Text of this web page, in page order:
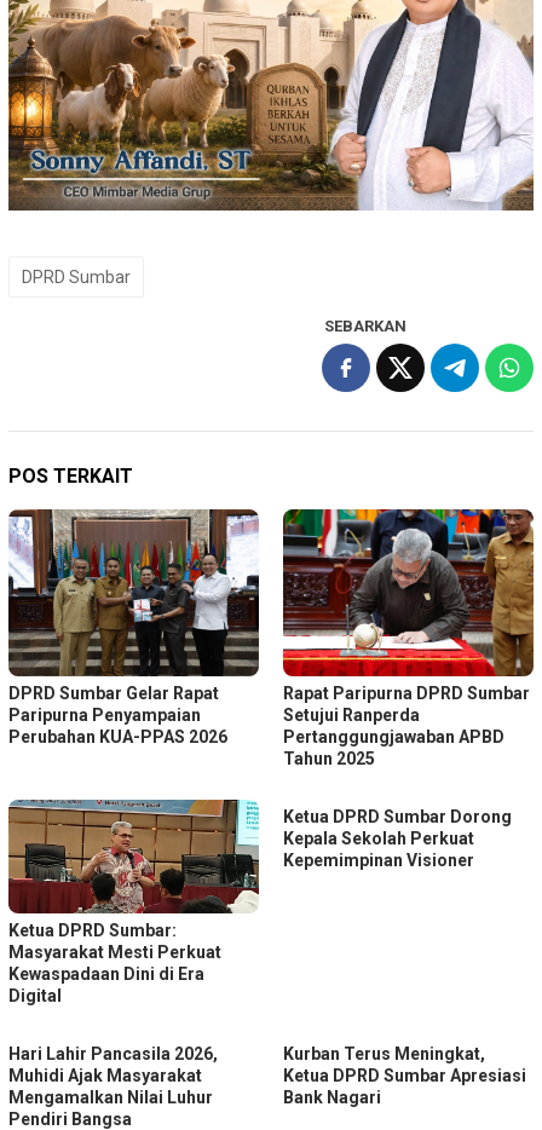
DPRD Sumbar
SEBARKAN
POS TERKAIT
DPRD Sumbar Gelar Rapat
Paripurna Penyampaian
Perubahan KUA-PPAS 2026
Rapat Paripurna DPRD Sumbar
Setujui Ranperda
Pertanggungjawaban APBD
Tahun 2025
Ketua DPRD Sumbar:
Masyarakat Mesti Perkuat
Kewaspadaan Dini di Era
Digital
Ketua DPRD Sumbar Dorong
Kepala Sekolah Perkuat
Kepemimpinan Visioner
Hari Lahir Pancasila 2026,
Muhidi Ajak Masyarakat
Mengamalkan Nilai Luhur
Pendiri Bangsa
Kurban Terus Meningkat,
Ketua DPRD Sumbar Apresiasi
Bank Nagari